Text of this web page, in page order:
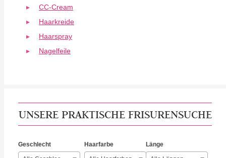
CC-Cream
Haarkreide
Haarspray
Nagelfeile
UNSERE PRAKTISCHE FRISURENSUCHE
Geschlecht Haarfarbe Länge